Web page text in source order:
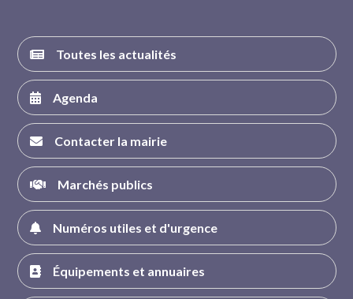
Toutes les actualités
Agenda
Contacter la mairie
Marchés publics
Numéros utiles et d'urgence
Équipements et annuaires